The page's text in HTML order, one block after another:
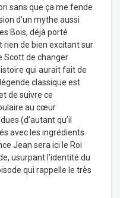
sans que ça me fende
d’un mythe aussi
Bois, déjà porté
rien de bien excitant sur
Scott de changer
qui aurait fait de
classique est
de suivre ce
au cœur
(d’autant qu’il
avec les ingrédients
Jean sera ici le Roi
usurpant l’identité du
qui rappelle le très